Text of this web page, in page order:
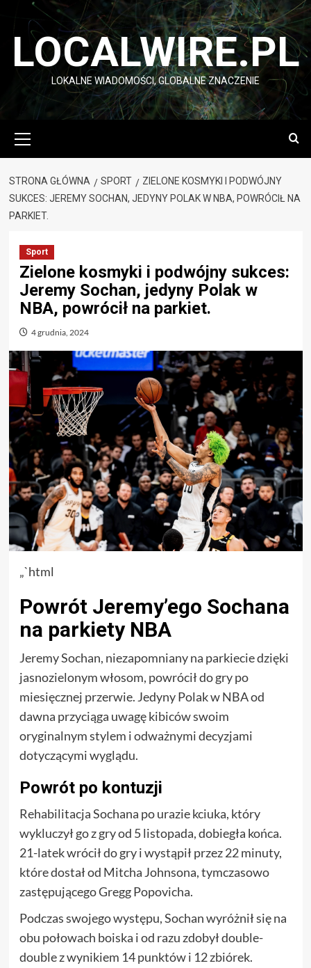
Przejdź
LOCALWIRE.PL
LOKALNE WIADOMOŚCI, GLOBALNE ZNACZENIE
główne
STRONA GŁÓWNA SPORT
ZIELONE KOSMYKI I PODWÓJNY
SUKCES: JEREMY SOCHAN, JEDYNY POLAK W NBA, POWRÓCIŁ NA
PARKIET.
Sport
Zielone kosmyki i podwójny sukces:
Jeremy Sochan, jedyny Polak w
NBA, powrócił na parkiet.
4 grudnia, 2024
„`html
Powrót Jeremy’ego Sochana
na parkiety NBA
Jeremy Sochan, niezapomniany na parkiecie dzięki
jasnozielonym włosom, powrócił do gry po
miesięcznej przerwie. Jedyny Polak w NBA od
dawna przyciąga uwagę kibiców swoim
oryginalnym stylem i odważnymi decyzjami
dotyczącymi wyglądu.
Powrót po kontuzji
Rehabilitacja Sochana po urazie kciuka, który
wykluczył go z gry od 5 listopada, dobiegła końca.
21-latek wrócił do gry i wystąpił przez 22 minuty,
które dostał od Mitcha Johnsona, tymczasowo
zastępującego Gregg Popovicha.
Podczas swojego występu, Sochan wyróżnił się na
obu połowach boiska i od razu zdobył double-
double z wynikiem 14 punktów i 12 zbiórek.